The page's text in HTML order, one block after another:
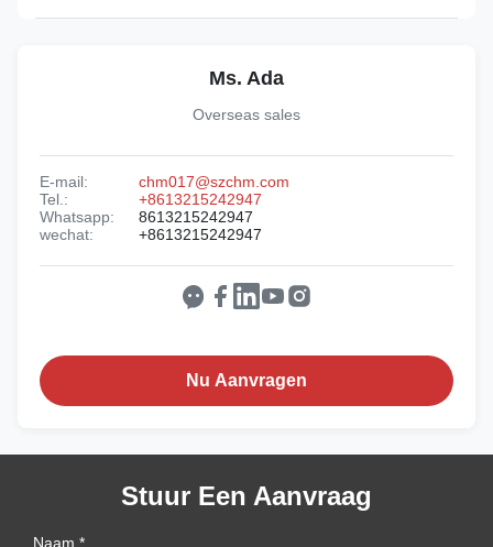
Ms. Ada
Overseas sales
E-mail:
chm017@szchm.com
Tel.:
+8613215242947
Whatsapp:
8613215242947
wechat:
+8613215242947
Nu Aanvragen
Stuur Een Aanvraag
Naam *